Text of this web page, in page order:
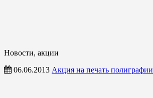
Новости, акции
06.06.2013 Акция на печать полиграфии